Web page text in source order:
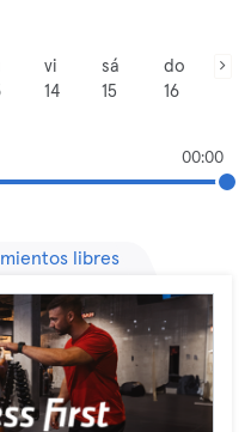
vi
14
sá
15
do
16
00:00
libres